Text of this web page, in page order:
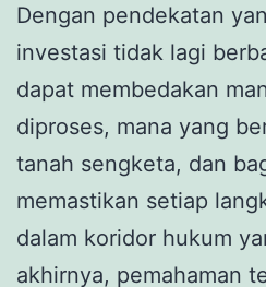
Dengan pendekatan
investasi tidak lagi
dapat membedakan
diproses, mana yang
tanah sengketa, dan
memastikan setiap
dalam koridor hukum
akhirnya, pemahaman